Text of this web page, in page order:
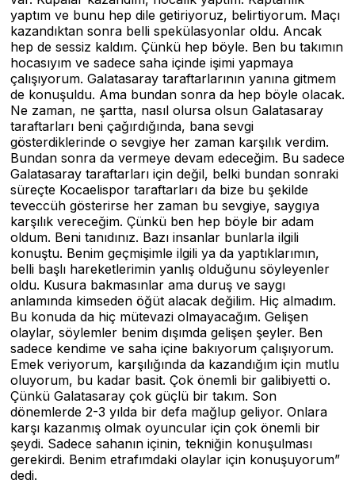
yaptım ve bunu hep dile getiriyoruz, belirtiyorum. Maçı
kazandıktan sonra belli spekülasyonlar oldu. Ancak
hep de sessiz kaldım. Çünkü hep böyle. Ben bu takımın
hocasıyım ve sadece saha içinde işimi yapmaya
çalışıyorum. Galatasaray taraftarlarının yanına gitmem
de konuşuldu. Ama bundan sonra da hep böyle olacak.
Ne zaman, ne şartta, nasıl olursa olsun Galatasaray
taraftarları beni çağırdığında, bana sevgi
gösterdiklerinde o sevgiye her zaman karşılık verdim.
Bundan sonra da vermeye devam edeceğim. Bu sadece
Galatasaray taraftarları için değil, belki bundan sonraki
süreçte Kocaelispor taraftarları da bize bu şekilde
teveccüh gösterirse her zaman bu sevgiye, saygıya
karşılık vereceğim. Çünkü ben hep böyle bir adam
oldum. Beni tanıdınız. Bazı insanlar bunlarla ilgili
konuştu. Benim geçmişimle ilgili ya da yaptıklarımın,
belli başlı hareketlerimin yanlış olduğunu söyleyenler
oldu. Kusura bakmasınlar ama duruş ve saygı
anlamında kimseden öğüt alacak değilim. Hiç almadım.
Bu konuda da hiç mütevazi olmayacağım. Gelişen
olaylar, söylemler benim dışımda gelişen şeyler. Ben
sadece kendime ve saha içine bakıyorum çalışıyorum.
Emek veriyorum, karşılığında da kazandığım için mutlu
oluyorum, bu kadar basit. Çok önemli bir galibiyetti o.
Çünkü Galatasaray çok güçlü bir takım. Son
dönemlerde 2-3 yılda bir defa mağlup geliyor. Onlara
karşı kazanmış olmak oyuncular için çok önemli bir
şeydi. Sadece sahanın içinin, tekniğin konuşulması
gerekirdi. Benim etrafımdaki olaylar için konuşuyorum”
dedi.